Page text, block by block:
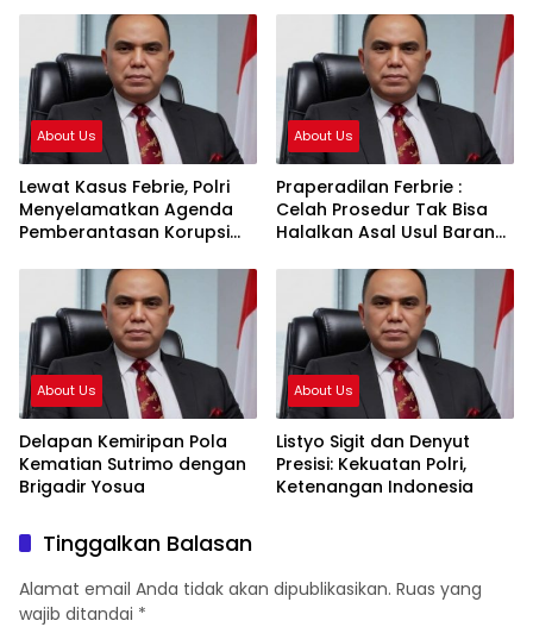
Aset PT GME
Penempatan Prosedural
About Us
Lewat Kasus Febrie, Polri
Menyelamatkan Agenda
Pemberantasan Korupsi
About Us
Praperadilan Ferbrie :
Celah Prosedur Tak Bisa
Halalkan Asal Usul Barang
About Us
Delapan Kemiripan Pola
Kematian Sutrimo dengan
Brigadir Yosua
About Us
Listyo Sigit dan Denyut
Presisi: Kekuatan Polri,
Ketenangan Indonesia
Tinggalkan Balasan
Alamat email Anda tidak akan dipublikasikan. Ruas yang
wajib ditandai *